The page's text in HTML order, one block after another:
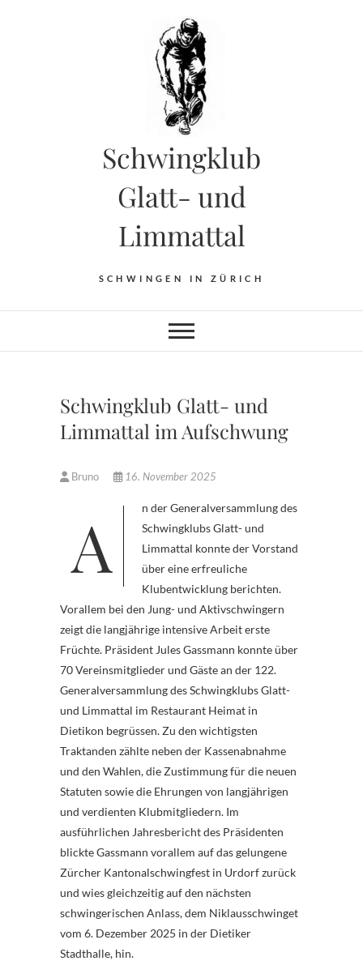
Schwingklub
Glatt- und
Limmattal
SCHWINGEN IN ZÜRICH
Schwingklub Glatt- und
Limmattal im Aufschwung
Bruno 16. November 2025
An der Generalversammlung des
Schwingklubs Glatt- und
Limmattal konnte der Vorstand
über eine erfreuliche
Klubentwicklung berichten.
Vorallem bei den Jung- und Aktivschwingern
zeigt die langjährige intensive Arbeit erste
Früchte. Präsident Jules Gassmann konnte über
70 Vereinsmitglieder und Gäste an der 122.
Generalversammlung des Schwingklubs Glatt-
und Limmattal im Restaurant Heimat in
Dietikon begrüssen. Zu den wichtigsten
Traktanden zählte neben der Kassenabnahme
und den Wahlen, die Zustimmung für die neuen
Statuten sowie die Ehrungen von langjährigen
und verdienten Klubmitgliedern. Im
ausführlichen Jahresbericht des Präsidenten
blickte Gassmann vorallem auf das gelungene
Zürcher Kantonalschwingfest in Urdorf zurück
und wies gleichzeitig auf den nächsten
schwingerischen Anlass, dem Niklausschwinget
vom 6. Dezember 2025 in der Dietiker
Stadthalle, hin.